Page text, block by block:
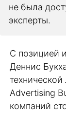
не была
эксперты.
С позицией
Деннис
Advertising
компаний